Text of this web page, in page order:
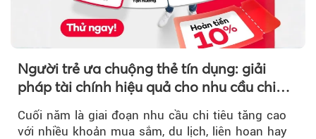
Người trẻ ưa chuộng thẻ tín dụng: giải
pháp tài chính hiệu quả cho nhu cầu chi
Cuối năm là giai đoạn nhu cầu chi tiêu tăng cao
với nhiều khoản mua sắm, du lịch, liên hoan hay